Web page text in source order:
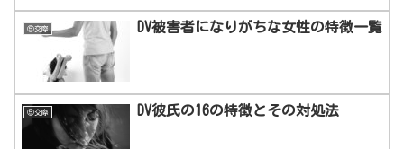
⑤交際 DV被害者になりがちな女性の特徴一覧
⑤交際 DV彼氏の16の特徴とその対処法